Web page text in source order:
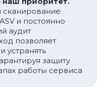
и постоянно
аудит
позволяет
устранять
защиту
работы сервиса